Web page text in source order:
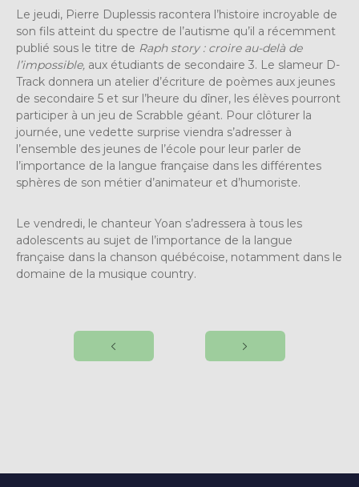
Le jeudi, Pierre Duplessis racontera l’histoire incroyable de
son fils atteint du spectre de l’autisme qu’il a récemment
publié sous le titre de Raph story : croire au-delà de
l’impossible, aux étudiants de secondaire 3. Le slameur D-
Track donnera un atelier d’écriture de poèmes aux jeunes
de secondaire 5 et sur l’heure du dîner, les élèves pourront
participer à un jeu de Scrabble géant. Pour clôturer la
journée, une vedette surprise viendra s’adresser à
l’ensemble des jeunes de l’école pour leur parler de
l’importance de la langue française dans les différentes
sphères de son métier d’animateur et d’humoriste.
Le vendredi, le chanteur Yoan s’adressera à tous les
adolescents au sujet de l’importance de la langue
française dans la chanson québécoise, notamment dans le
domaine de la musique country.